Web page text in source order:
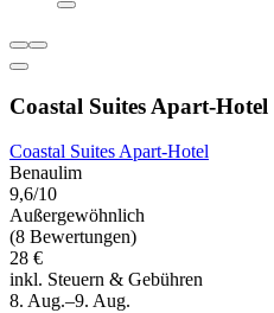
Coastal Suites Apart-Hotel
Coastal Suites Apart-Hotel
Benaulim
9,6/10
Außergewöhnlich
(8 Bewertungen)
28 €
inkl. Steuern & Gebühren
8. Aug.–9. Aug.